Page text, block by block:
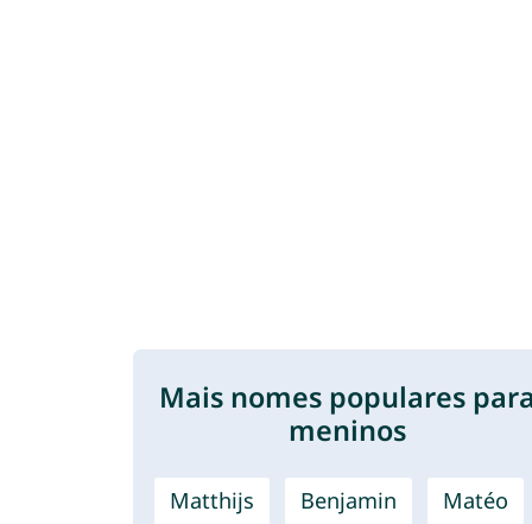
Mais nomes populares
meninos
Matthijs Benjamin Matéo